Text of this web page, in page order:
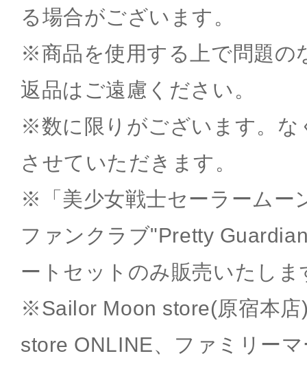
る場合がございます。
※商品を使用する上で問題の
返品はご遠慮ください。
※数に限りがございます。な
させていただきます。
※「美少女戦士セーラームー
ファンクラブ"Pretty
ートセットのみ販売いたしま
※Sailor Moon store(原宿本
store ONLINE、ファミリー